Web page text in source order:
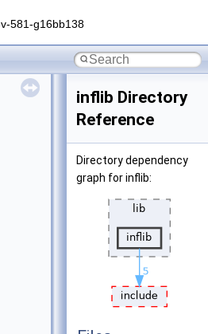
581-g16bb138
inflib Directory
Reference
Directory dependency
graph for inflib: